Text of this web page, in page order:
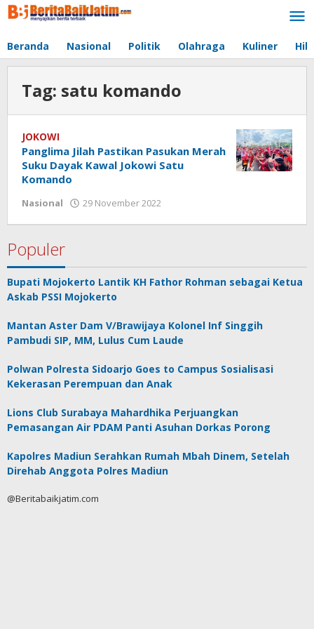
Lewati
ke
Beranda Nasional Politik Olahraga Kuliner
Tag: satu komando
JOKOWI
Panglima Jilah Pastikan Pasukan Merah
Suku Dayak Kawal Jokowi Satu
Komando
Nasional 29 November 2022
Populer
Bupati Mojokerto Lantik KH Fathor Rohman sebagai Ketua
Askab PSSI Mojokerto
Mantan Aster Dam V/Brawijaya Kolonel Inf Singgih
Pambudi SIP, MM, Lulus Cum Laude
Polwan Polresta Sidoarjo Goes to Campus Sosialisasi
Kekerasan Perempuan dan Anak
Lions Club Surabaya Mahardhika Perjuangkan
Pemasangan Air PDAM Panti Asuhan Dorkas Porong
Kapolres Madiun Serahkan Rumah Mbah Dinem, Setelah
Direhab Anggota Polres Madiun
@Beritabaikjatim.com